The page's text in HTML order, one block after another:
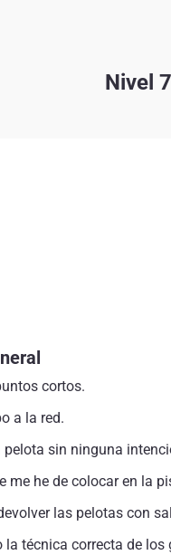
Nivel 7
cortos.
a la red.
pelota sin ninguna
me he de colocar en la
las pelotas con
la técnica correcta de